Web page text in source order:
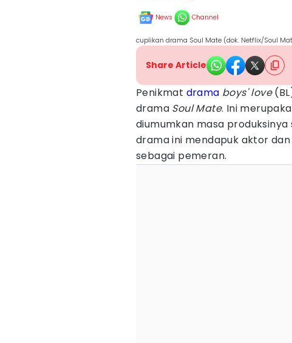
News Channel
cuplikan drama Soul Mate (dok. Netflix/Soul
Share Article
Penikmat drama boys' love
drama Soul Mate. Ini
diumumkan masa produksinya
drama ini mendapuk aktor
sebagai pemeran.